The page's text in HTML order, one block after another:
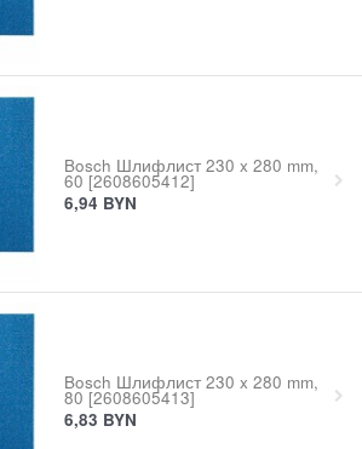
Bosch Шлифлист 230 x 280 mm,
60 [2608605412]
6,94 BYN
Bosch Шлифлист 230 x 280 mm,
80 [2608605413]
6,83 BYN